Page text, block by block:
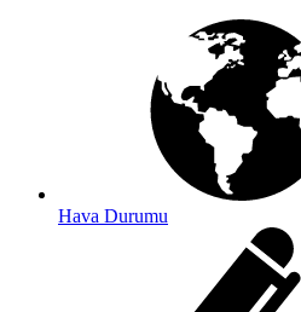
Hava Durumu